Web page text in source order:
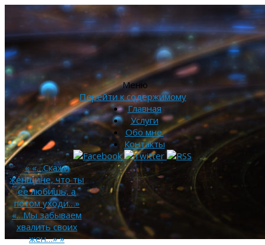
Меню
Перейти к содержимому
Главная
Услуги
Обо мне.
Контакты
««…Скажи
женщине, что ты
ее любишь, а
потом уходи…»
«…Мы забываем
хвалить своих
жен…»»